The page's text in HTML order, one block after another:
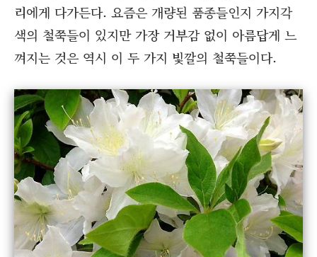
리에게 다가든다. 요즘은 개량된 품종들인지 가지각
색의 철쭉들이 있지만 가장 거부감 없이 아름답게 느
껴지는 것은 역시 이 두 가지 빛깔의 철쭉들이다.